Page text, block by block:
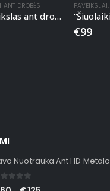
ANT DROBĖS
“Paparčiai” paveikslas ant drobės
PAVEIKSLAI,
€99
Nuotrauka Ant HD Metalo